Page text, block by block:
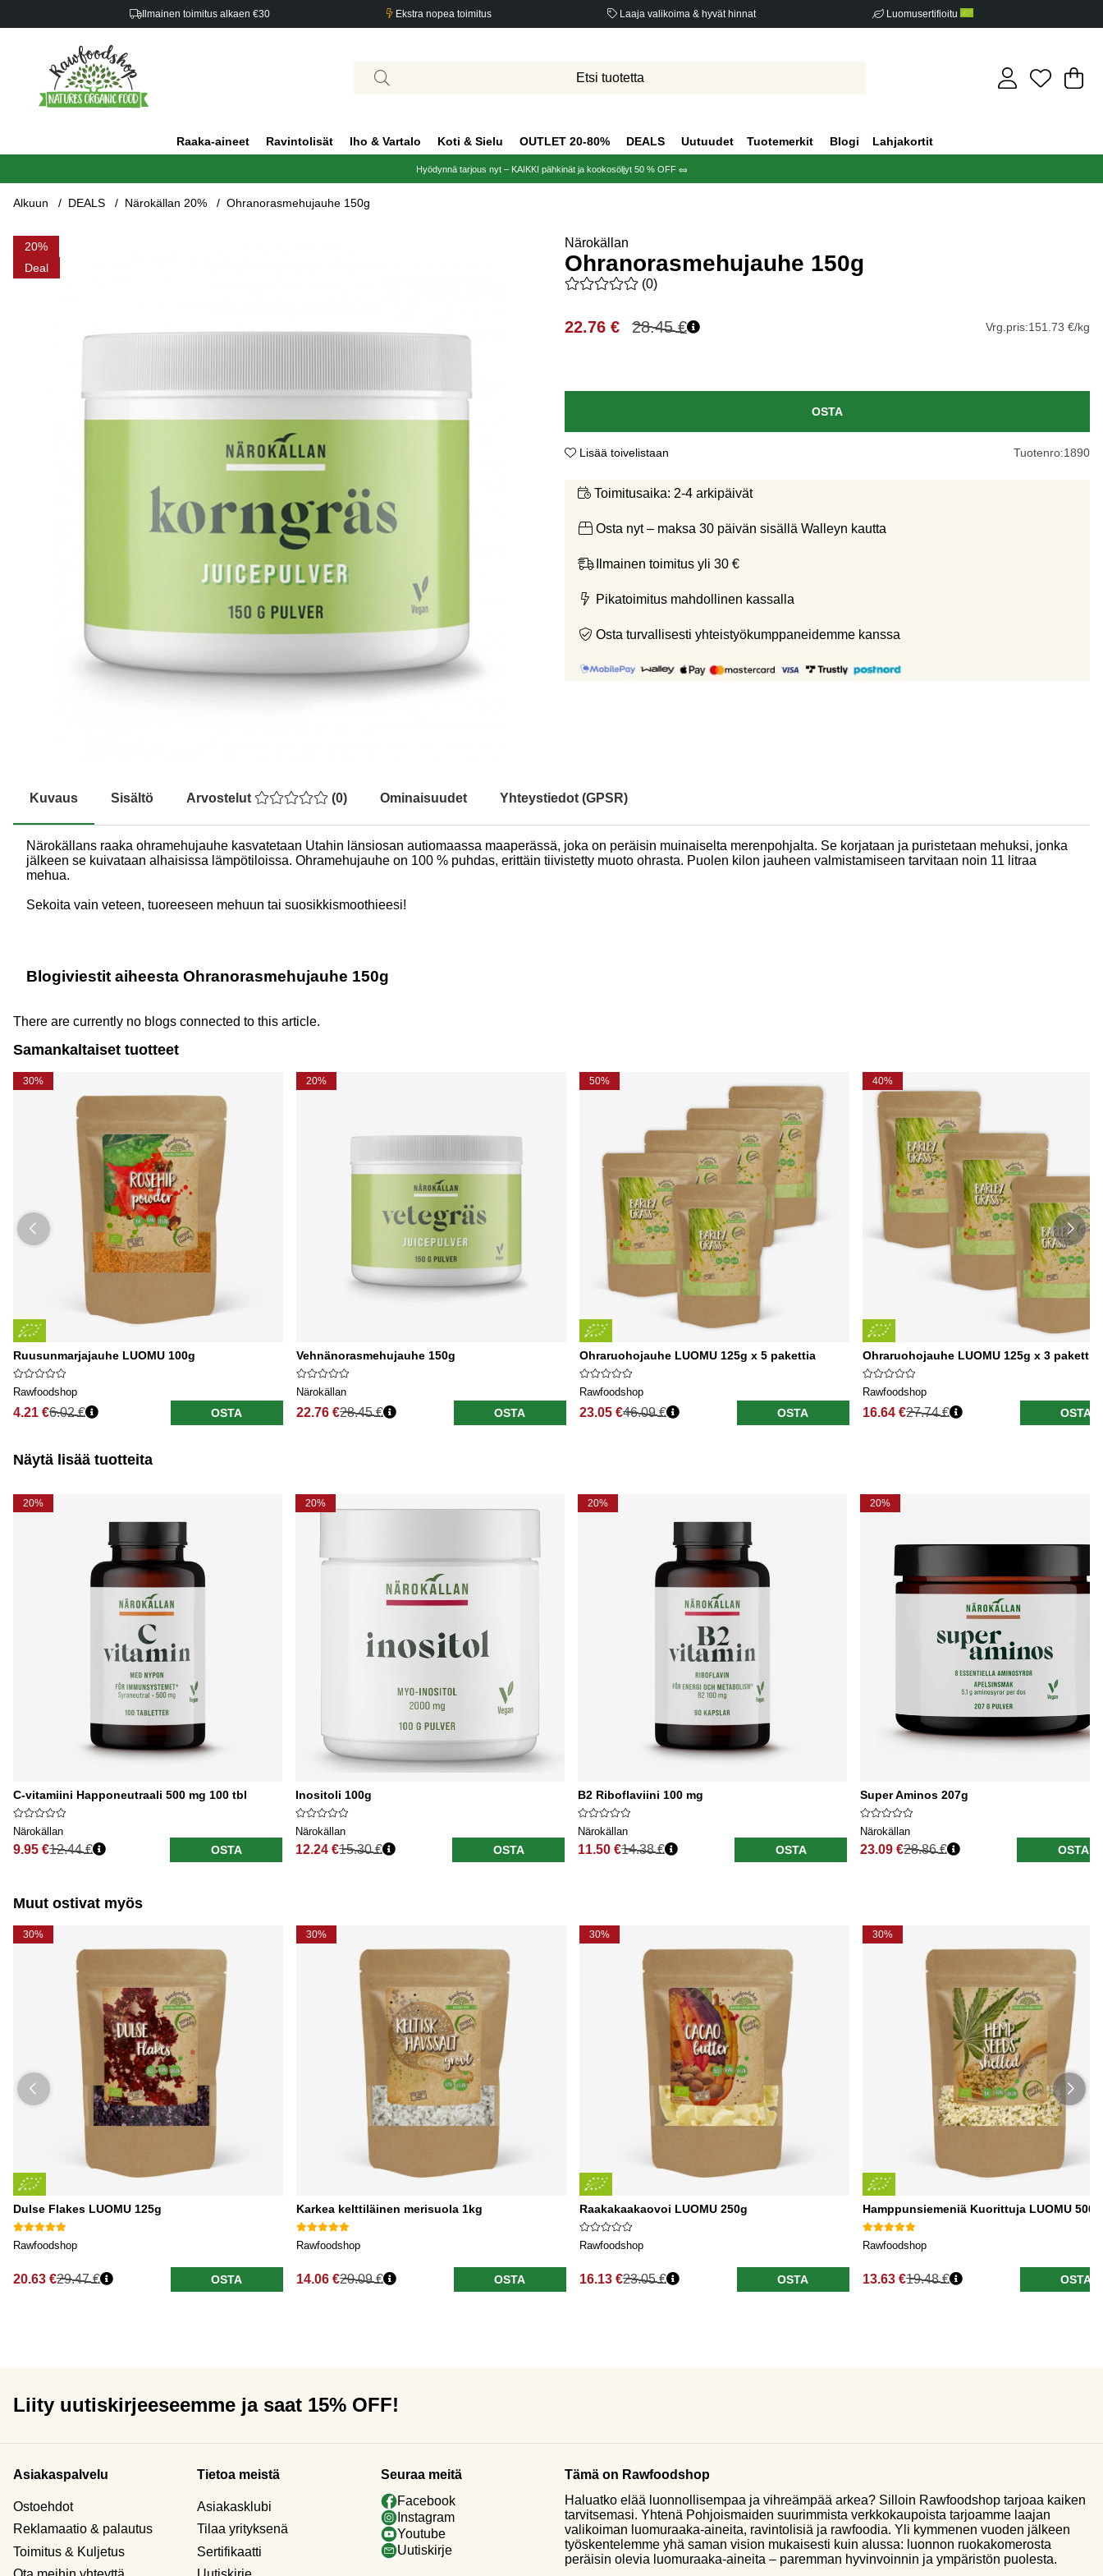
Ilmainen toimitus alkaen €30 Ekstra nopea toimitus Laaja valikoima & hyvät hinnat Luomusertifioitu
.
Raaka-aineet Ravintolisät Iho & Vartalo Koti & Sielu OUTLET 20-80% DEALS Uutuudet Tuotemerkit Blogi Lahjakortit
Hyödynnä tarjous nyt – KAIKKI pähkinät ja kookosöljyt 50 % OFF 🥜
Alkuun DEALS Närokällan 20% Ohranorasmehujauhe 150g
20
Deal
Tuotekuvat Ohranorasmehujauhe 150g Närokällan
Ohranorasmehujauhe 150g
Keskiarvoluokitus 0 / 5 Arvioiden määrä 0
(0)
28.45€
22.76 € Vrg.pris:151.73 €/kg
OSTA
Lisää toivelistaan Tuotenro:1890
Toimitusaika: 2-4 arkipäivät
Osta nyt – maksa 30 päivän sisällä Walleyn kautta
Ilmainen toimitus yli 30 €
Pikatoimitus mahdollinen kassalla
Osta turvallisesti yhteistyökumppaneidemme kanssa
Kuvaus Sisältö Arvostelut (0) Ominaisuudet Yhteystiedot (GPSR)
Närokällans raaka ohramehujauhe kasvatetaan Utahin länsiosan autiomaassa maaperässä, joka on peräisin muinaiselta merenpohjalta. Se korjataan ja puristetaan mehuksi, jonka
jälkeen se kuivataan alhaisissa lämpötiloissa. Ohramehujauhe on 100 % puhdas, erittäin tiivistetty muoto ohrasta. Puolen kilon jauheen valmistamiseen tarvitaan noin 11 litraa
mehua.
Sekoita vain veteen, tuoreeseen mehuun tai suosikkismoothieesi!
Blogiviestit aiheesta Ohranorasmehujauhe 150g
There are currently no blogs connected to this article.
Samankaltaiset tuotteet
30%
Ruusunmarjajauhe LUOMU 100g
Rawfoodshop
4.21 €6.02 € OSTA
20%
Vehnänorasmehujauhe 150g
Närokällan
22.76 €28.45 € OSTA
50%
Ohraruohojauhe LUOMU 125g x 5 pakettia
Rawfoodshop
23.05 €46.09 € OSTA
40%
Ohraruohojauhe LUOMU 125g x 3 pakettia
Rawfoodshop
16.64 €27.74 € OSTA
Näytä lisää tuotteita
20%
C-vitamiini Happoneutraali 500 mg 100 tbl
Närokällan
9.95 €
Normaali hinta
12.44 € OSTA
20%
Inositoli 100g
Närokällan
12.24 €
Normaali hinta
15.30 € OSTA
20%
B2 Riboflaviini 100 mg
Närokällan
11.50 €
Normaali hinta
14.38 € OSTA
20%
Super Aminos 207g
Närokällan
23.09 €
Normaali hinta
28.86 € OSTA
Muut ostivat myös
30%
Dulse Flakes LUOMU 125g
Rawfoodshop
20.63 €29.47 € OSTA
30%
Karkea kelttiläinen merisuola 1kg
Rawfoodshop
14.06 €20.09 € OSTA
30%
Raakakaakaovoi LUOMU 250g
Rawfoodshop
16.13 €23.05 € OSTA
30%
Hamppunsiemeniä Kuorittuja LUOMU 500g
Rawfoodshop
13.63 €19.48 € OSTA
Liity uutiskirjeeseemme ja saat 15% OFF!
Asiakaspalvelu
Ostoehdot
Reklamaatio & palautus
Toimitus & Kuljetus
Tietoa meistä
Asiakasklubi
Tilaa yrityksenä
Sertifikaatti
Seuraa meitä
Facebook
Instagram
Youtube
Uutiskirje
Tämä on Rawfoodshop
Haluatko elää luonnollisempaa ja vihreämpää arkea? Silloin Rawfoodshop tarjoaa kaiken
tarvitsemasi. Yhtenä Pohjoismaiden suurimmista verkkokaupoista tarjoamme laajan
valikoiman luomuraaka-aineita, ravintolisiä ja rawfoodia. Yli kymmenen vuoden jälkeen
työskentelemme yhä saman vision mukaisesti kuin alussa: luonnon ruokakomerosta
peräisin olevia luomuraaka-aineita – paremman hyvinvoinnin ja ympäristön puolesta.